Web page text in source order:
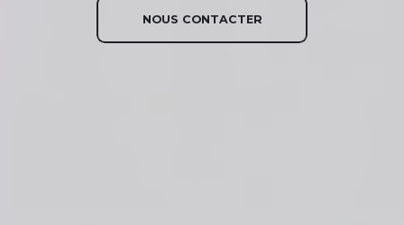
NOUS CONTACTER